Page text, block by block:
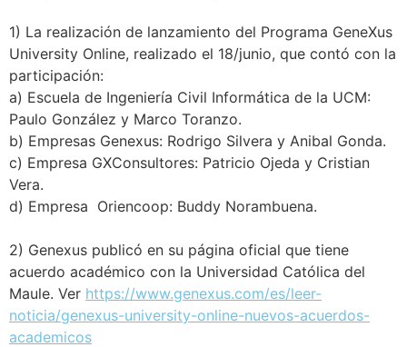
1) La realización de lanzamiento del Programa GeneXus
University Online, realizado el 18/junio, que contó con la
participación:
a) Escuela de Ingeniería Civil Informática de la UCM:
Paulo González y Marco Toranzo.
b) Empresas Genexus: Rodrigo Silvera y Anibal Gonda.
c) Empresa GXConsultores: Patricio Ojeda y Cristian
Vera.
d) Empresa Oriencoop: Buddy Norambuena.
2) Genexus publicó en su página oficial que tiene
acuerdo académico con la Universidad Católica del
Maule. Ver https://www.genexus.com/es/leer-
noticia/genexus-university-online-nuevos-acuerdos-
academicos